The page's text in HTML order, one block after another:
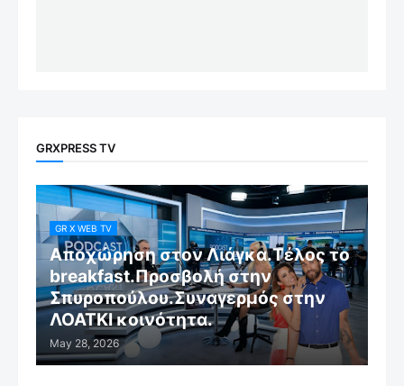
GRXPRESS TV
GR X WEB TV
Αποχώρηση στον Λιάγκα.Τέλος το
breakfast.Προσβολή στην
Σπυροπούλου.Συναγερμός στην
ΛΟΑΤΚΙ κοινότητα.
May 28, 2026